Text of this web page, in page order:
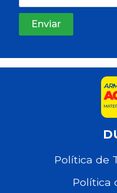
Política de
Política